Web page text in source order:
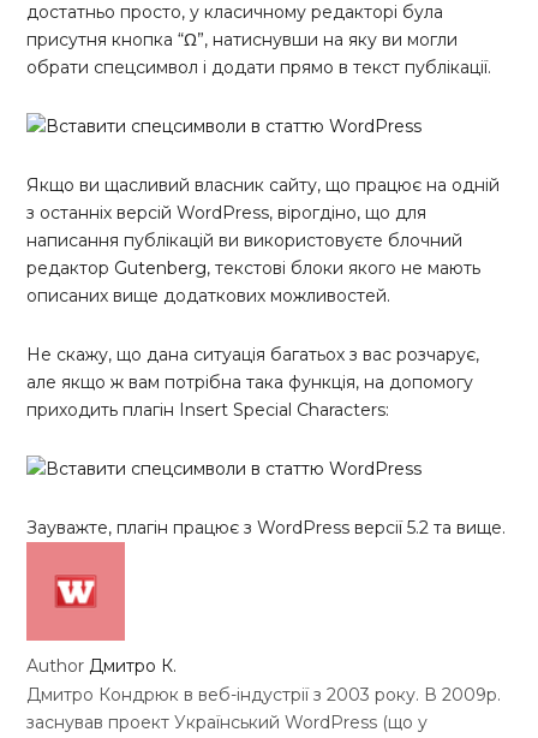
достатньо просто, у класичному редакторі була
присутня кнопка “Ω”, натиснувши на яку ви могли
обрати спецсимвол і додати прямо в текст публікації.
Якщо ви щасливий власник сайту, що працює на одній
з останніх версій WordPress, вірогдіно, що для
написання публікацій ви використовуєте блочний
редактор Gutenberg, текстові блоки якого не мають
описаних вище додаткових можливостей.
Не скажу, що дана ситуація багатьох з вас розчарує,
але якщо ж вам потрібна така функція, на допомогу
приходить плагін Insert Special Characters:
Зауважте, плагін працює з WordPress версії 5.2 та вище.
Author Дмитро К.
Дмитро Кондрюк в веб-індустрії з 2003 року. В 2009р.
заснував проект Український WordPress (що у